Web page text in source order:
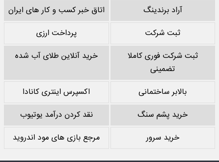
آراد برندینگ
اتاق خبر کسب و کار های ایران
ثبت شرکت
پرداخت ارزی
ثبت شرکت فوری کاملا
تضمینی
خرید آنلاین طلای آب شده
بالابر ساختمانی
اکسپرس اینتری کانادا
خرید پشم سنگ
نقد کردن درآمد یوتیوب
خرید سرور
مرجع بازی های مود اندروید